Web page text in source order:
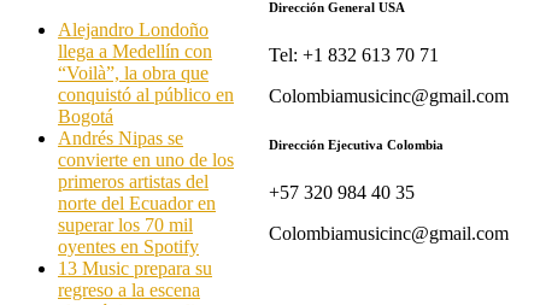
Alejandro Londoño
llega a Medellín con
“Voilà”, la obra que
conquistó al público en
Bogotá
Andrés Nipas se
convierte en uno de los
primeros artistas del
norte del Ecuador en
superar los 70 mil
oyentes en Spotify
13 Music prepara su
regreso a la escena
Dirección General USA
Tel: +1 832 613 70 71
Colombiamusicinc@gmail.com
Dirección Ejecutiva Colombia
+57 320 984 40 35
Colombiamusicinc@gmail.com